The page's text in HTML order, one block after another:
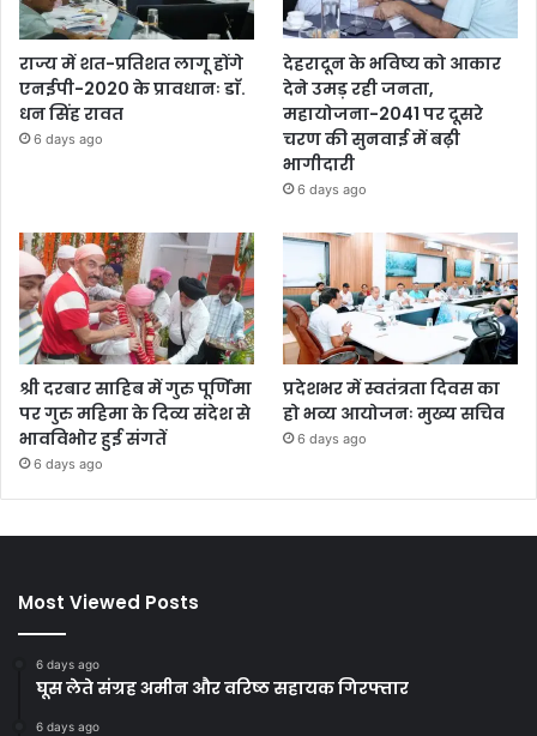
राज्य में शत-प्रतिशत लागू होंगे
एनईपी-2020 के प्रावधानः डाॅ.
धन सिंह रावत
6 days ago
देहरादून के भविष्य को आकार
देने उमड़ रही जनता,
महायोजना-2041 पर दूसरे
चरण की सुनवाई में बढ़ी
भागीदारी
6 days ago
श्री दरबार साहिब में गुरु पूर्णिमा
पर गुरु महिमा के दिव्य संदेश से
भावविभोर हुई संगतें
6 days ago
प्रदेशभर में स्वतंत्रता दिवस का
हो भव्य आयोजनः मुख्य सचिव
6 days ago
Most Viewed Posts
6 days ago
घूस लेते संग्रह अमीन और वरिष्ठ सहायक गिरफ्तार
6 days ago